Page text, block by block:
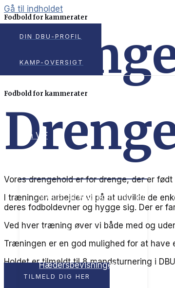
Gå til indholdet
DIN DBU-PROFIL
KAMP-OVERSIGT
Om VIF
Vigtigt at vide som medlem
Medlemsfordele
Hædersbevisninger
Fodbold for kammerater
Fodbold for kammerater
Vores drengehold er for drenge, der er født
I træningen arbejder vi på at udvikle de
deres fodboldevner og hygge sig. Der er
Ved hver træning øver vi både med og
Træningen er en god mulighed for at
Holdet er tilmeldt til 8 mandsturnering i
TILMELD DIG HER